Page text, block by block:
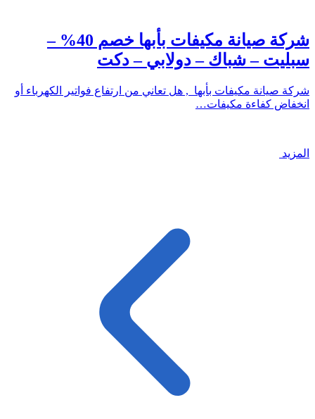
شركة صيانة مكيفات بأبها خصم 40% –
سبليت – شباك – دولابي – دكت
شركة صيانة مكيفات بأبها , هل تعاني من ارتفاع فواتير الكهرباء أو
انخفاض كفاءة مكيفات…
المزيد